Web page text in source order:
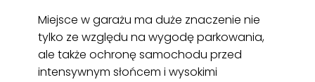
Miejsce w garażu ma duże znaczenie nie
tylko ze względu na wygodę parkowania,
ale także ochronę samochodu przed
intensywnym słońcem i wysokimi